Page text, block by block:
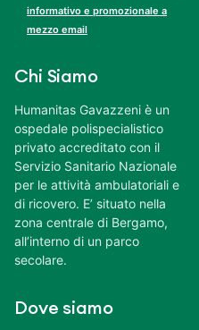
informativo e promozionale a
mezzo email
Chi Siamo
Humanitas Gavazzeni è un
ospedale polispecialistico
privato accreditato con il
Servizio Sanitario Nazionale
per le attività ambulatoriali e
di ricovero. E’ situato nella
zona centrale di Bergamo,
all’interno di un parco
secolare.
Dove siamo